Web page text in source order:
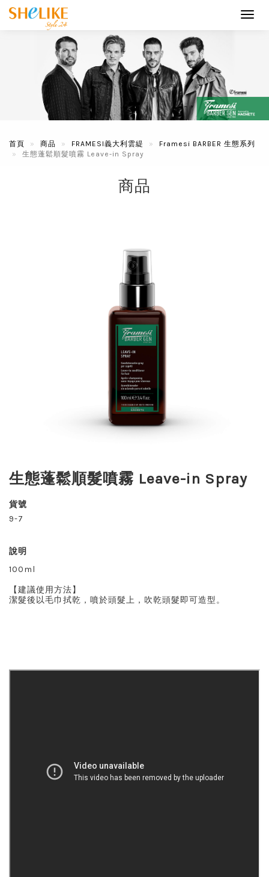
首頁 商品 FRAMESI義大利雲緹
Framesi BARBER 生態系列
生態蓬鬆順髮噴霧 Leave-in Spray
商品
生態蓬鬆順髮噴霧 Leave-in Spray
貨號
9-7
說明
100ml
【建議使用方法】
潔髮後以毛巾拭乾，噴於頭髮上，吹乾頭髮即可造型。